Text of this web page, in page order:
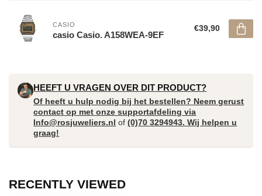
CASIO
casio Casio. A158WEA-9EF
€39,90
HEEFT U VRAGEN OVER DIT PRODUCT?
Of heeft u hulp nodig bij het bestellen? Neem gerust
contact op met onze supportafdeling via
Info@rosjuweliers.nl of(0)70 3294943. Wij helpen u
graag!
RECENTLY VIEWED